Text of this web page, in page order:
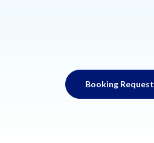
Booking Request